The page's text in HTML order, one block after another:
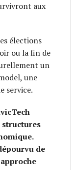
aux
élections
ou la fin de
un
une
service.
structures
de